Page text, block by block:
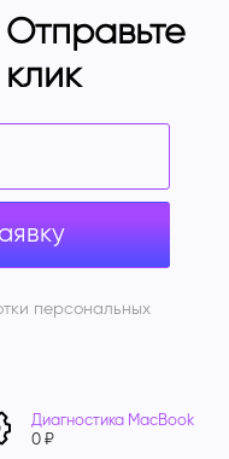
клик
персональных
Диагностика MacBook
0 ₽